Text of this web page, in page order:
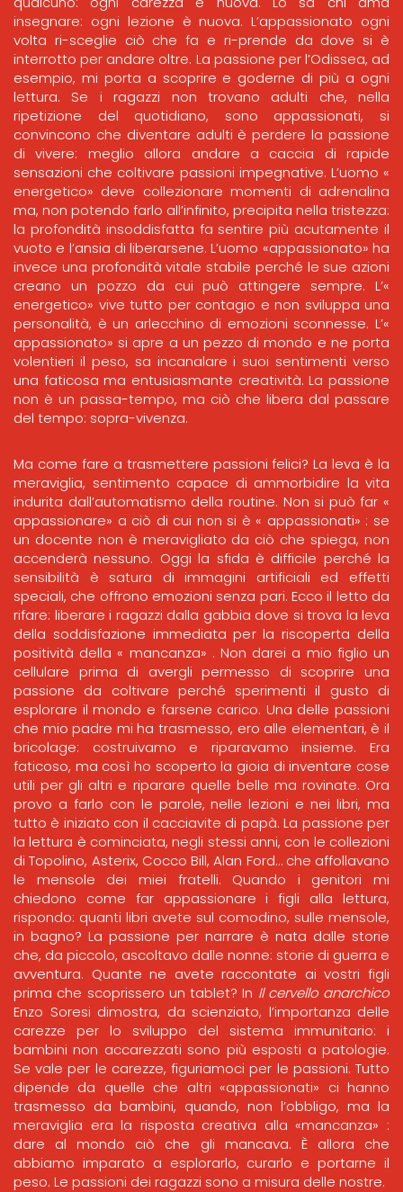
insegnare: ogni lezione è nuova. L’appassionato ogni
volta ri-sceglie ciò che fa e ri-prende da dove si è
interrotto per andare oltre. La passione per l’Odissea, ad
esempio, mi porta a scoprire e goderne di più a ogni
lettura. Se i ragazzi non trovano adulti che, nella
ripetizione del quotidiano, sono appassionati, si
convincono che diventare adulti è perdere la passione
di vivere: meglio allora andare a caccia di rapide
sensazioni che coltivare passioni impegnative. L’uomo «
energetico» deve collezionare momenti di adrenalina
ma, non potendo farlo all’infinito, precipita nella tristezza:
la profondità insoddisfatta fa sentire più acutamente il
vuoto e l’ansia di liberarsene. L’uomo «appassionato» ha
invece una profondità vitale stabile perché le sue azioni
creano un pozzo da cui può attingere sempre. L’«
energetico» vive tutto per contagio e non sviluppa una
personalità, è un arlecchino di emozioni sconnesse. L’«
appassionato» si apre a un pezzo di mondo e ne porta
volentieri il peso, sa incanalare i suoi sentimenti verso
una faticosa ma entusiasmante creatività. La passione
non è un passa-tempo, ma ciò che libera dal passare
del tempo: sopra-vivenza.
Ma come fare a trasmettere passioni felici? La leva è la
meraviglia, sentimento capace di ammorbidire la vita
indurita dall’automatismo della routine. Non si può far «
appassionare» a ciò di cui non si è « appassionati» : se
un docente non è meravigliato da ciò che spiega, non
accenderà nessuno. Oggi la sfida è difficile perché la
sensibilità è satura di immagini artificiali ed effetti
speciali, che offrono emozioni senza pari. Ecco il letto da
rifare: liberare i ragazzi dalla gabbia dove si trova la leva
della soddisfazione immediata per la riscoperta della
positività della « mancanza» . Non darei a mio figlio un
cellulare prima di avergli permesso di scoprire una
passione da coltivare perché sperimenti il gusto di
esplorare il mondo e farsene carico. Una delle passioni
che mio padre mi ha trasmesso, ero alle elementari, è il
bricolage: costruivamo e riparavamo insieme. Era
faticoso, ma così ho scoperto la gioia di inventare cose
utili per gli altri e riparare quelle belle ma rovinate. Ora
provo a farlo con le parole, nelle lezioni e nei libri, ma
tutto è iniziato con il cacciavite di papà. La passione per
la lettura è cominciata, negli stessi anni, con le collezioni
di Topolino, Asterix, Cocco Bill, Alan Ford… che affollavano
le mensole dei miei fratelli. Quando i genitori mi
chiedono come far appassionare i figli alla lettura,
rispondo: quanti libri avete sul comodino, sulle mensole,
in bagno? La passione per narrare è nata dalle storie
che, da piccolo, ascoltavo dalle nonne: storie di guerra e
avventura. Quante ne avete raccontate ai vostri figli
prima che scoprissero un tablet? In Il cervello anarchico
Enzo Soresi dimostra, da scienziato, l’importanza delle
carezze per lo sviluppo del sistema immunitario: i
bambini non accarezzati sono più esposti a patologie.
Se vale per le carezze, figuriamoci per le passioni. Tutto
dipende da quelle che altri «appassionati» ci hanno
trasmesso da bambini, quando, non l’obbligo, ma la
meraviglia era la risposta creativa alla «mancanza» :
dare al mondo ciò che gli mancava. È allora che
abbiamo imparato a esplorarlo, curarlo e portarne il
peso. Le passioni dei ragazzi sono a misura delle nostre.